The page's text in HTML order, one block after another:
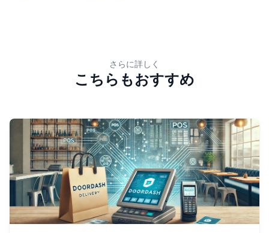
さらに詳しく
こちらもおすすめ